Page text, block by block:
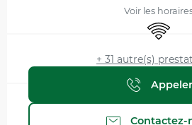
Voir les
WiFi
+ 31 autre(s)
Appeler
Contactez-